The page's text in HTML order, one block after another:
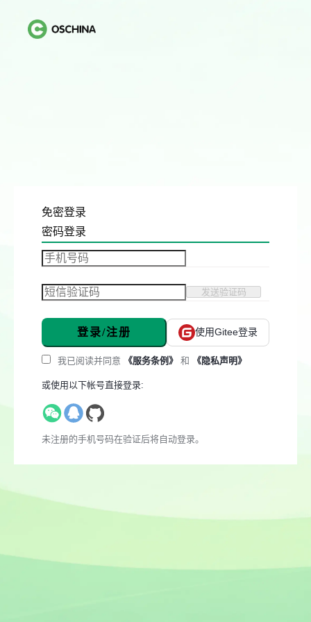
免密登录
密码登录
发送验证码
登录/注册 使用Gitee登录
我已阅读并同意 《服务条例》 和 《隐私声明》
或使用以下帐号直接登录:
未注册的手机号码在验证后将自动登录。